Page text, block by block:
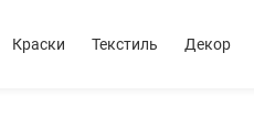
Краски Текстиль Декор